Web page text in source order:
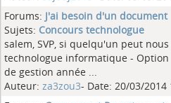
Forums: J'ai besoin d'un document
Sujets: Concours technologue
salem, SVP, si quelqu'un peut
technologue informatique -
de gestion année ...
Auteur: za3zou3- Date: 20/03/2014